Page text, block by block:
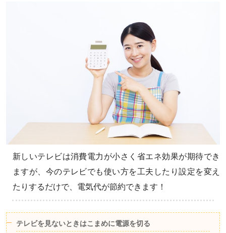
新しいテレビは消費電力が小さく省エネ効果が期待でき
ますが、今のテレビでも使い方を工夫したり設定を変え
たりするだけで、電気代が節約できます！
テレビを見ないときはこまめに電源を切る